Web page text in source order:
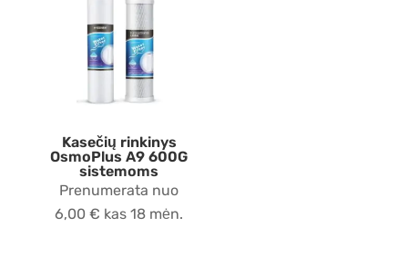
Kasečių rinkinys
OsmoPlus A9 600G
sistemoms
Prenumerata nuo
6,00€ kas 18 mėn.